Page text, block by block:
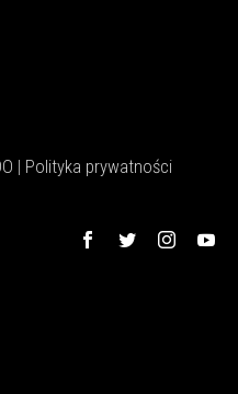
| Polityka prywatności